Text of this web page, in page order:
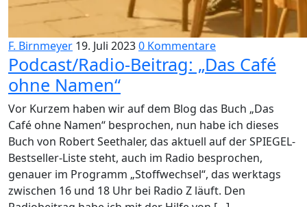
F. Birnmeyer 19. Juli 20230 Kommentare
Podcast/Radio-Beitrag: „Das Café
ohne Namen“
Vor Kurzem haben wir auf dem Blog das Buch „Das
Café ohne Namen“ besprochen, nun habe ich dieses
Buch von Robert Seethaler, das aktuell auf der SPIEGEL-
Bestseller-Liste steht, auch im Radio besprochen,
genauer im Programm „Stoffwechsel“, das werktags
zwischen 16 und 18 Uhr bei Radio Z läuft. Den